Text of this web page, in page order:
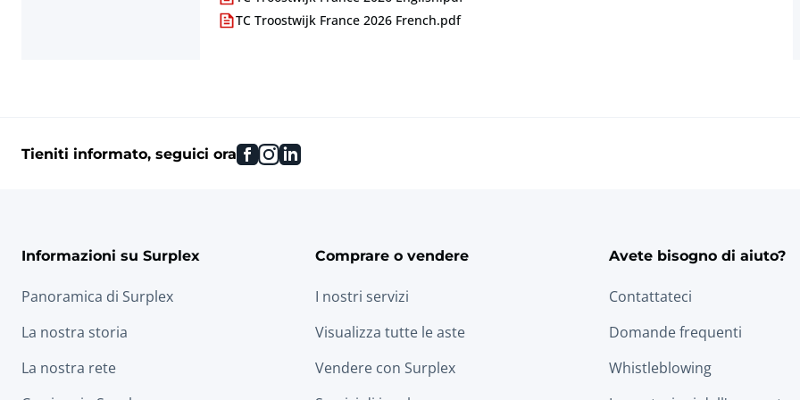
TC Troostwijk France 2026 French.pdf
Tieniti informato, seguici ora facebook
instagram
linkedin
Informazioni su Surplex
Panoramica di Surplex
La nostra storia
La nostra rete
Comprare o vendere
I nostri servizi
Visualizza tutte le aste
Vendere con Surplex
Avete bisogno di aiuto?
Contattateci
Domande frequenti
Whistleblowing